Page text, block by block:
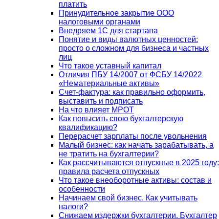
платить
Принудительное закрытие ООО
налоговыми органами
Внедряем 1С для стартапа
Понятие и виды валютных ценностей:
просто о сложном для бизнеса и частных
лиц
Что такое уставный капитал
Отличия ПБУ 14/2007 от ФСБУ 14/2022
«Нематериальные активы»
Счет-фактура: как правильно оформить,
выставить и подписать
На что влияет МРОТ
Как повысить свою бухгалтерскую
квалификацию?
Перерасчет зарплаты после увольнения
Малый бизнес: как начать зарабатывать, а
не тратить на бухгалтерии?
Как рассчитываются отпускные в 2025 году:
правила расчета отпускных
Что такое внеоборотные активы: состав и
особенности
Начинаем свой бизнес. Как учитывать
налоги?
Снижаем издержки бухгалтерии. Бухгалтер